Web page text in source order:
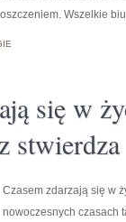
Wszelkie
się w
stwierdza
Czasem zdarzają się w
nowoczesnych czasach